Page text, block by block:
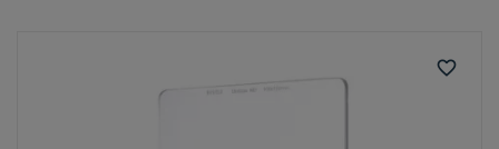
favorite_border